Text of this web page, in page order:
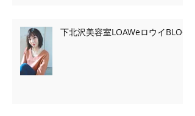
下北沢美容室LOAWeロウイBLOG